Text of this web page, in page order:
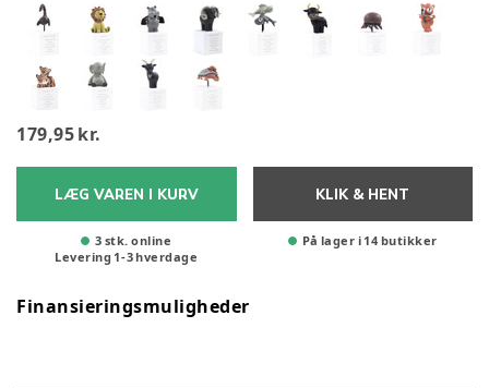
179,95 kr.
LÆG VAREN I KURV
3 stk. online
Levering 1-3hverdage
KLIK & HENT
På lager i 14 butikker
Finansieringsmuligheder